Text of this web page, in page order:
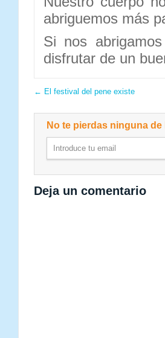
abriguemos más
Si nos
disfrutar de un
← El festival del pene existe
No te pierdas ninguna
Deja un comentario